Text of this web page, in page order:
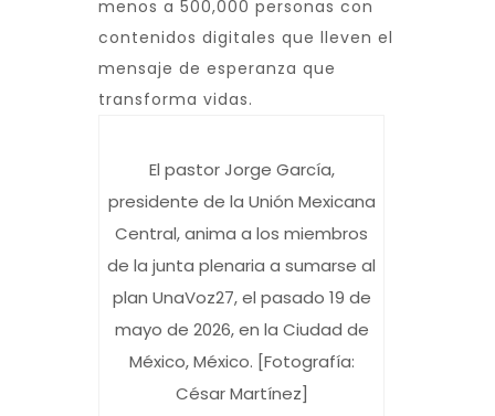
menos a 500,000 personas con
contenidos digitales que lleven el
mensaje de esperanza que
transforma vidas.
El pastor Jorge García,
presidente de la Unión Mexicana
Central, anima a los miembros
de la junta plenaria a sumarse al
plan UnaVoz27, el pasado 19 de
mayo de 2026, en la Ciudad de
México, México. [Fotografía:
César Martínez]